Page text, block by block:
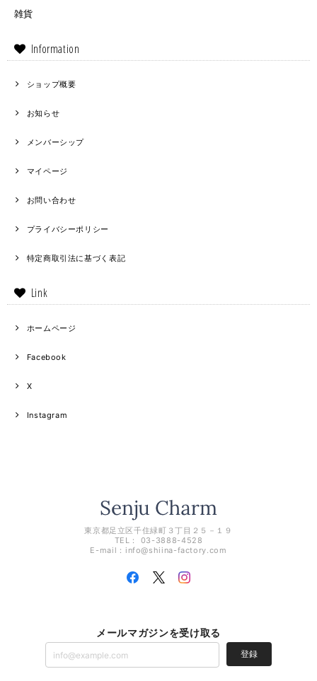
雑貨
Information
ショップ概要
お知らせ
メンバーシップ
マイページ
お問い合わせ
プライバシーポリシー
特定商取引法に基づく表記
Link
ホームページ
Facebook
X
Instagram
東京都足立区千住緑町３丁目２５－１９
TEL： 03-3888-4528
E-mail： info@shiina-factory.com
メールマガジンを受け取る
登録